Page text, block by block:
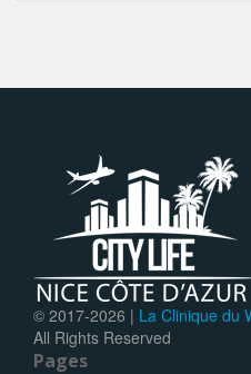
© 2017-2026 | La Clinique du
All Rights Reserved
Pages